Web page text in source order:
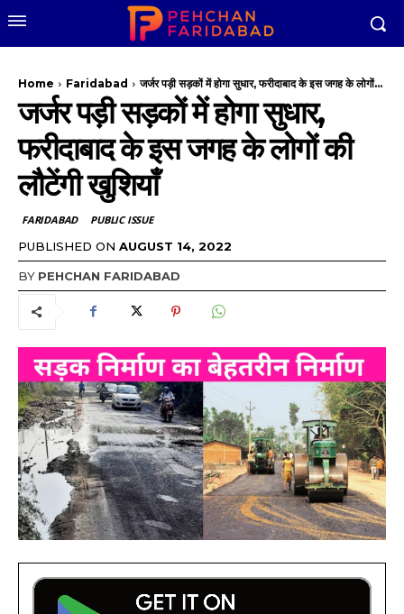
Home Faridabad जर्जर पड़ी सड़कों में होगा सुधार, फरीदाबाद के इस जगह के लोगों...
जर्जर पड़ी सड़कों में होगा सुधार,
फरीदाबाद के इस जगह के लोगों की
लौटेंगी खुशियाँ
FARIDABAD PUBLIC ISSUE
PUBLISHED ON AUGUST 14, 2022
BY PEHCHAN FARIDABAD